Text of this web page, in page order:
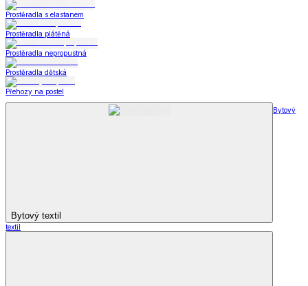
Prostěradla s elastanem
Prostěradla plátěná
Prostěradla nepropustná
Prostěradla dětská
Přehozy na postel
Bytový textil
Bytový
textil